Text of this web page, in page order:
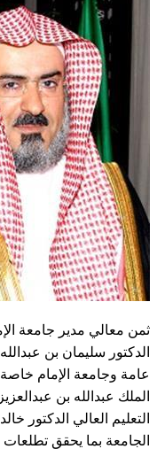
​ثمن معالي مدير جامعة
الدكتور سليمان بن
عامة وجامعة الإمام
الملك عبدالله بن
التعليم العالي
الجامعة بما يحقق